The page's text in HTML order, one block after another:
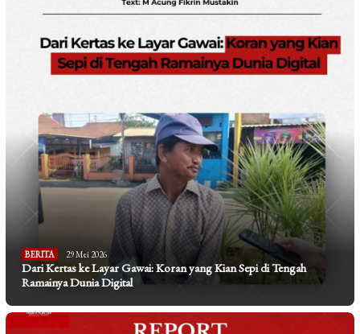
BERITA 29 Mei 2026
Dari Kertas ke Layar Gawai: Koran yang Kian Sepi di Tengah
Ramainya Dunia Digital